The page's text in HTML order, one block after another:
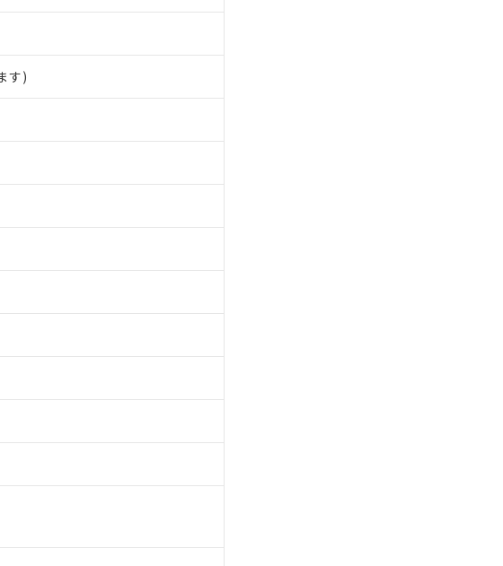
す)
の中には、本サービスの対象外となる商品もあることをご了承ください。
物質）の非含有に対応した製品が提供可能な商品です。
質）の非含有に対応した製品に切り替える予定のある商品です。
別名：DOP) 1000ppm以下、フタル酸ブチルベンジル（BBP） 1000ppm以下、フタル酸ジブチ
国RoHSの基準値以下であることを示します。
国RoHSの基準値を超えていることを示します。
ます。